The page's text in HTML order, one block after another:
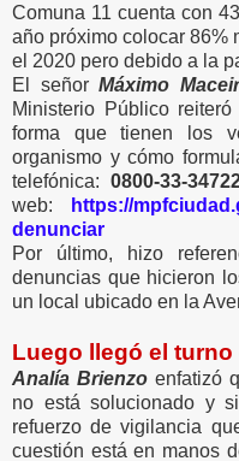
Comuna 11 cuenta con
año próximo colocar 86%
el 2020 pero debido a la
El señorMáximo
Ministerio Público
forma que tienen los
organismo y cómo
telefónica: 0800-33-
web:
https://
denunciar
Por último, hizo
denuncias que hicieron
un local ubicado en la
Luego llegó el
Analía Brienzo enfatizó
no está solucionado y
refuerzo de vigilancia
cuestión está en manos